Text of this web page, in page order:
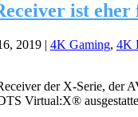
ist
2019| 4K Gaming, 4K
der X-Serie,
Virtual:X®